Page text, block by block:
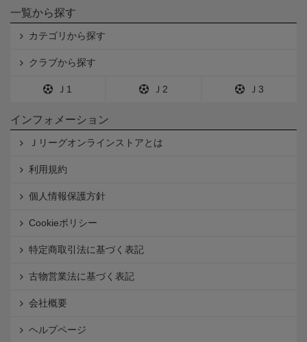
一覧から探す
カテゴリから探す
クラブから探す
Ｊ1 Ｊ2 Ｊ3
インフォメーション
Ｊリーグオンラインストアとは
利用規約
個人情報保護方針
Cookieポリシー
特定商取引法に基づく表記
古物営業法に基づく表記
会社概要
ヘルプページ